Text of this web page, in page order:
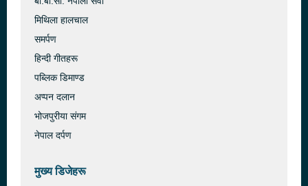
मिथिला हालचाल
समर्पण
हिन्दी गीतहरू
पब्लिक डिमाण्ड
अप्पन दलान
भोजपुरीया संगम
नेपाल दर्पण
मुख्य डिजेहरू